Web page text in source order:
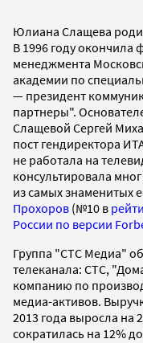
Юлиана Слащева
В 1996 году окончила
менеджмента
академии по
— президент
партнеры".
Слащевой Сергей
пост гендиректора
не работала на
консультировала
из самых знаменитых
Прохоров (№10 в
России по версии
Группа "СТС Медиа"
телеканала: СТС,
компанию по
медиа-активов.
2013 года выросла на
сократилась на 12%